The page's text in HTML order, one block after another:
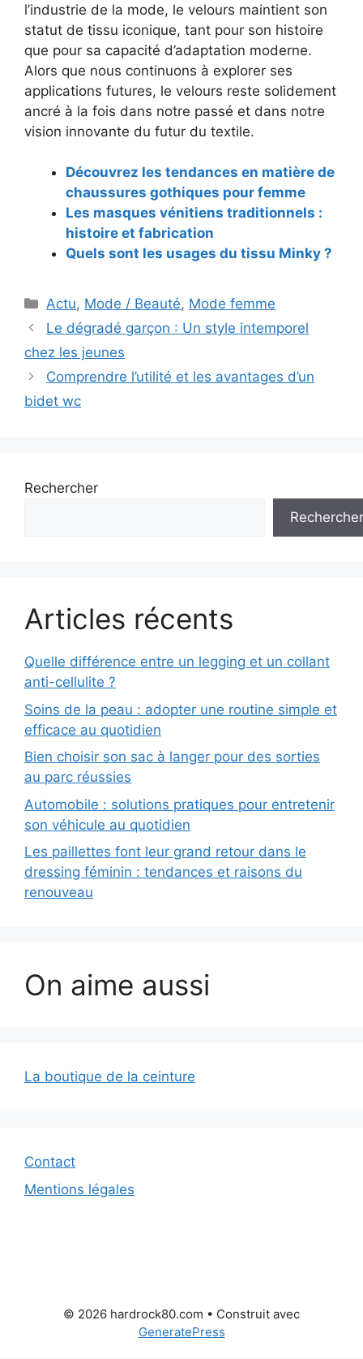
l’industrie de la mode, le velours maintient son
statut de tissu iconique, tant pour son histoire
que pour sa capacité d’adaptation moderne.
Alors que nous continuons à explorer ses
applications futures, le velours reste solidement
ancré à la fois dans notre passé et dans notre
vision innovante du futur du textile.
Découvrez les tendances en matière de
chaussures gothiques pour femme
Les masques vénitiens traditionnels :
histoire et fabrication
Quels sont les usages du tissu Minky ?
Catégories
Actu, Mode / Beauté, Mode femme
Navigation
des
Le dégradé garçon : Un style intemporel
chez les jeunes
Comprendre l’utilité et les avantages d’un
bidet wc
Rechercher
Rechercher
Articles récents
Quelle différence entre un legging et un collant
anti-cellulite ?
Soins de la peau : adopter une routine simple et
efficace au quotidien
Bien choisir son sac à langer pour des sorties
au parc réussies
Automobile : solutions pratiques pour entretenir
son véhicule au quotidien
Les paillettes font leur grand retour dans le
dressing féminin : tendances et raisons du
renouveau
On aime aussi
La boutique de la ceinture
Contact
Mentions légales
© 2026 hardrock80.com • Construit avec
GeneratePress